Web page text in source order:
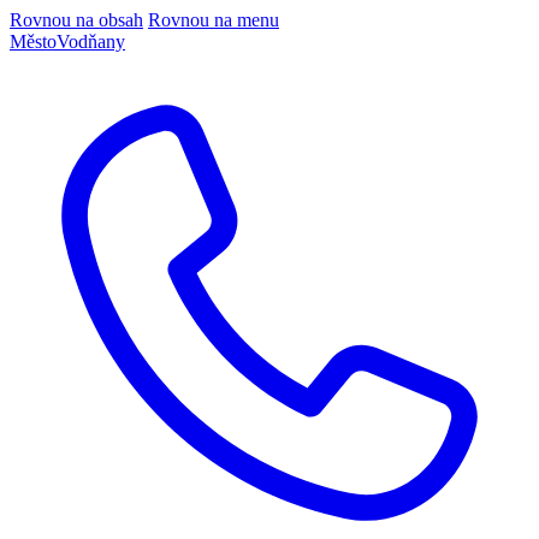
Rovnou na obsah Rovnou na menu
MěstoVodňany